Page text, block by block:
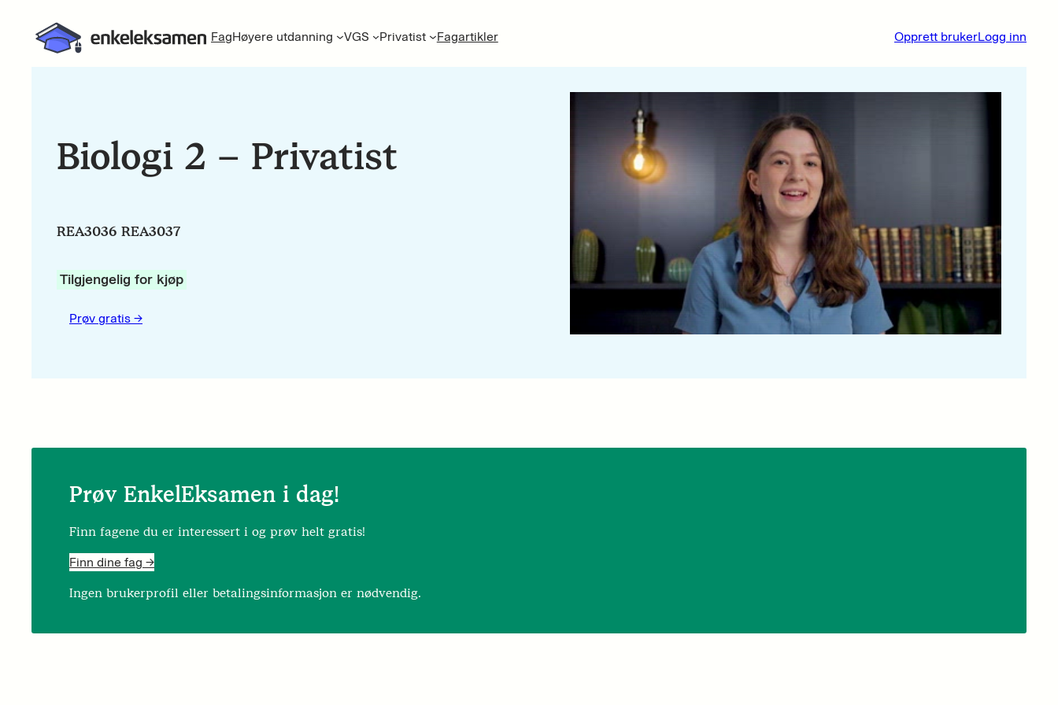
FagHøyere utdanning VGS Privatist Fagartikler Opprett brukerLogg inn
Biologi 2 – Privatist
REA3036 REA3037
Tilgjengelig for kjøp
Prøv gratis ->
Prøv EnkelEksamen i dag!
Finn fagene du er interessert i og prøv helt gratis!
Finn dine fag ->
Ingen brukerprofil eller betalingsinformasjon er nødvendig.